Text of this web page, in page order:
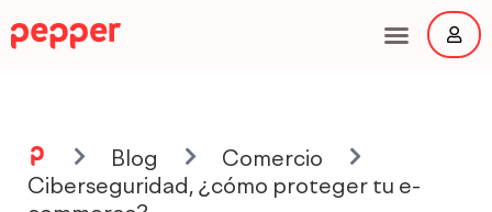
al
Blog
Comercio
Ciberseguridad, ¿cómo proteger tu e-